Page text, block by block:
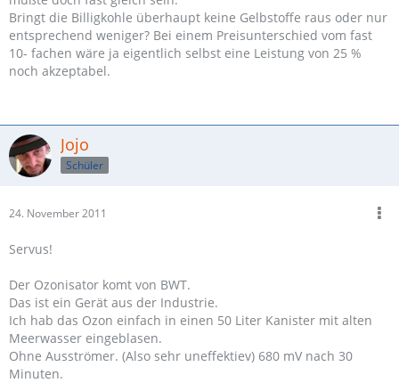
Bringt die Billigkohle überhaupt keine Gelbstoffe raus oder nur
entsprechend weniger? Bei einem Preisunterschied vom fast
10- fachen wäre ja eigentlich selbst eine Leistung von 25 %
noch akzeptabel.
Jojo
Schüler
24. November 2011
Servus!
Der Ozonisator komt von BWT.
Das ist ein Gerät aus der Industrie.
Ich hab das Ozon einfach in einen 50 Liter Kanister mit alten
Meerwasser eingeblasen.
Ohne Ausströmer. (Also sehr uneffektiev) 680 mV nach 30
Minuten.